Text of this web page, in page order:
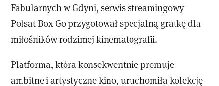
Fabularnych w Gdyni, serwis streamingowy
Polsat Box Go przygotował specjalną gratkę dla
miłośników rodzimej kinematografii.
Platforma, która konsekwentnie promuje
ambitne i artystyczne kino, uruchomiła kolekcję